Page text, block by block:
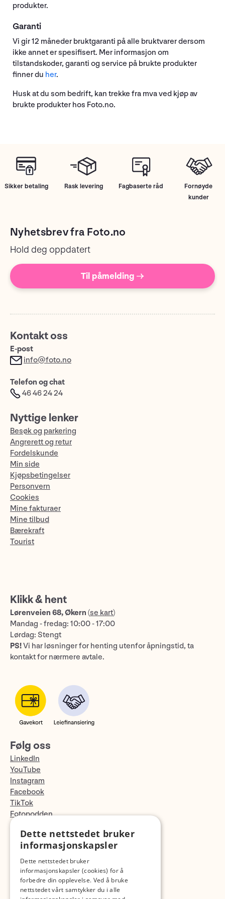
produkter.
Garanti
Vi gir 12 måneder bruktgaranti på alle bruktvarer dersom
ikke annet er spesifisert. Mer informasjon om
tilstandskoder, garanti og service på brukte produkter
finner du her.
Husk at du som bedrift, kan trekke fra mva ved kjøp av
brukte produkter hos Foto.no.
Sikker betaling Rask levering Fagbaserte råd
Fornøyde
kunder
Nyhetsbrev fra Foto.no
Hold deg oppdatert
Til påmelding →
Kontakt oss
E-post
info@foto.no
Telefon og chat
46 46 24 24
Nyttige lenker
Besøk og parkering
Angrerett og retur
Fordelskunde
Min side
Kjøpsbetingelser
Personvern
Cookies
Mine fakturaer
Mine tilbud
Bærekraft
Tourist
Klikk & hent
Lørenveien 68, Økern (se kart)
Mandag - fredag: 10:00 - 17:00
Lørdag: Stengt
PS!Vi har løsninger for henting utenfor åpningstid, ta
kontakt for nærmere avtale.
Følg oss
LinkedIn
YouTube
Instagram
Facebook
TikTok
Fotopodden
Med forbehold om skrive- og lagerfeil
Dette nettstedet bruker
informasjonskapsler
Dette nettstedet bruker
informasjonskapsler (cookies) for å
forbedre din opplevelse. Ved å bruke
nettstedet vårt samtykker du i alle